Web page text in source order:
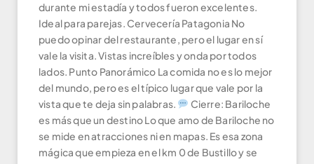
durante mi estadía y todos fueron excelentes.
Ideal para parejas. Cervecería Patagonia No
puedo opinar del restaurante, pero el lugar en sí
vale la visita. Vistas increíbles y onda por todos
lados. Punto Panorámico La comida no es lo mejor
del mundo, pero es el típico lugar que vale por la
vista que te deja sin palabras.
Cierre: Bariloche
es más que un destino Lo que amo de Bariloche no
se mide en atracciones ni en mapas. Es esa zona
mágica que empieza en el km 0 de Bustillo y se